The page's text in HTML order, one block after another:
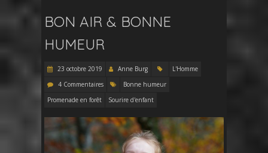
BON AIR & BONNE
HUMEUR
23 octobre 2019 Anne Burg
L'Homme
4 Commentaires
Bonne humeur
Promenade en forêt
Sourire d'enfant